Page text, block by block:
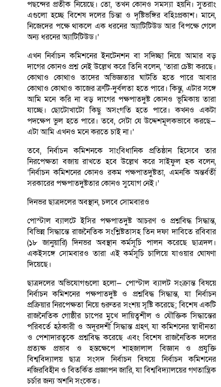
পছন্দের প্রতীক নিয়েছে। তো, তখন কোনও সমস্যা হয়নি। সুতরাং
এগুলো হচ্ছে বিশেষ দলের চিন্তা ও দৃষ্টিভঙ্গির বহিঃপ্রকাশ। মানে,
নিজেদের পক্ষে থাকলে এক ধরনের অ্যাটিটিউড আর বিপক্ষে গেলে
অন্য ধরনের অ্যাটিটিউড।’
এখন নির্বাচন কমিশনের ইনটেনশন বা সদিচ্ছা নিয়ে আমার বড়
দাগের কোনও প্রশ্ন নেই উল্লেখ করে তিনি বলেন, ‘তারা চেষ্টা করছে।
কোথাও কোথাও তাদের অভিজ্ঞতার ঘাটতি হতে পারে আবার
কোথাও কোথাও কাজের ত্রুটি-দুর্বলতা হতে পারে। কিন্তু, এটার সঙ্গে
আমি মনে করি না বড় দাগের পক্ষপাতদুষ্ট কোনও ভূমিকায় তারা
যাচ্ছে। ছোটোখাটো কিছু অসংগতি হতে পারে। কখনও একটা
পদক্ষেপ ভুল হতে পারে। তবে, সেটা যে উদ্দেশমূলকভাবে করছে—
এটা আমি এখনও মনে করতে চাই না।’
তবে, নির্বাচন কমিশনকে সাংবিধানিক প্রতিষ্ঠান হিসেবে তার
নিরপেক্ষতা বজায় রাখতে হবে উল্লেখ করে সাইফুল হক বলেন,
‘নির্বাচন কমিশনের কোনও রকম পক্ষপাতদুষ্টতা, এমনকি অন্তর্বর্তী
সরকারের পক্ষপাতদুষ্টতার কোনও সুযোগ নেই।’
দিনভর ছাত্রদলের অবস্থান, চলবে সোমবারও
পোস্টাল ব্যালটে ইসির পক্ষপাতদুষ্ট আচরণ ও প্রশ্নবিদ্ধ সিদ্ধান্ত,
বিভিন্ন সিদ্ধান্তে রাজনৈতিক সংশ্লিষ্টতাসহ তিন দফা দাবিতে রবিবার
(১৮ জানুয়ারি) দিনভর অবস্থান কর্মসূচি পালন করেছে ছাত্রদল।
একইসঙ্গে সোমবারও তারা এই কর্মসূচি চালিয়ে যাওয়ার ঘোষণা
দিয়েছে।
ছাত্রদলের অভিযোগগুলো হলো— পোস্টাল ব্যালট সংক্রান্ত বিষয়ে
নির্বাচন কমিশনের পক্ষপাতদুষ্ট ও প্রশ্নবিদ্ধ সিদ্ধান্ত, যা নির্বাচন
প্রক্রিয়ার নিরপেক্ষতা নিয়ে গুরুতর সংশয় সৃষ্টি করেছে; বিশেষ একটি
রাজনৈতিক গোষ্ঠীর চাপের মুখে দায়িত্বশীল ও যৌক্তিক সিদ্ধান্তের
পরিবর্তে হঠকারী ও অদূরদর্শী সিদ্ধান্ত গ্রহণ, যা কমিশনের স্বাধীনতা
ও পেশাদারত্বকে প্রশ্নবিদ্ধ করেছে এবং বিশেষ রাজনৈতিক দলের
প্রত্যক্ষ প্রভাব ও হস্তক্ষেপে শাহজালাল বিজ্ঞান ও প্রযুক্তি
বিশ্ববিদ্যালয় ছাত্র সংসদ নির্বাচন বিষয়ে নির্বাচন কমিশনের
নজিরবিহীন ও বিতর্কিত প্রজ্ঞাপন জারি, যা বিশ্ববিদ্যালয়ের গণতান্ত্রিক
চর্চার জন্য অশনি সংকেত।